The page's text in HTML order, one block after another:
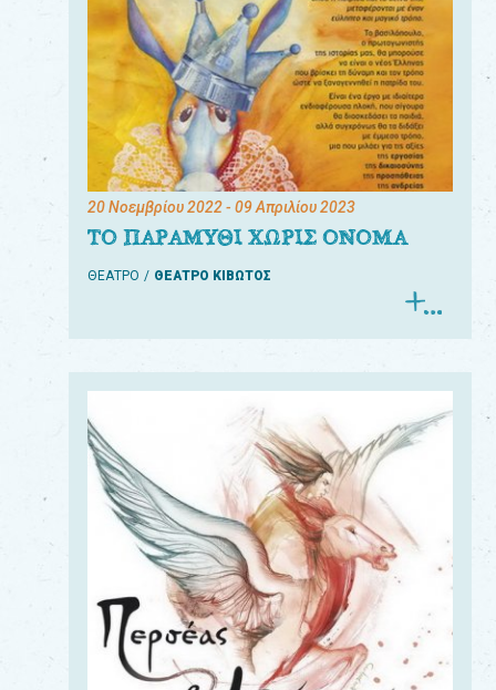
20 Νοεμβρίου 2022- 09 Απριλίου 2023
ΤΟ ΠΑΡΑΜΥΘΙ ΧΩΡΙΣ ΟΝΟΜΑ
ΘΕΑΤΡΟ ΘΕΑΤΡΟ ΚΙΒΩΤΟΣ